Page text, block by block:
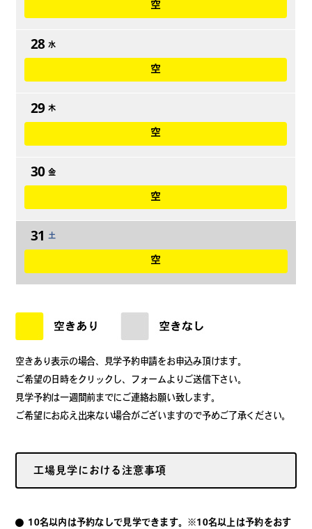
空
28 水
空
29 木
空
30 金
空
31 土
空
空きあり表示の場合、見学予約申請をお申込み頂けます。
ご希望の日時をクリックし、フォームよりご送信下さい。
見学予約は一週間前までにご連絡お願い致します。
ご希望にお応え出来ない場合がございますので予めご了承ください。
工場見学における注意事項
10名以内は予約なしで見学できます。※10名以上は予約をおす